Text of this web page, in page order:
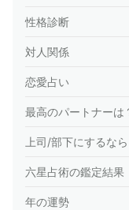
性格診断
対人関係
恋愛占い
最高のパートナーは
上司/部下にするなら
六星占術の鑑定結果
年の運勢